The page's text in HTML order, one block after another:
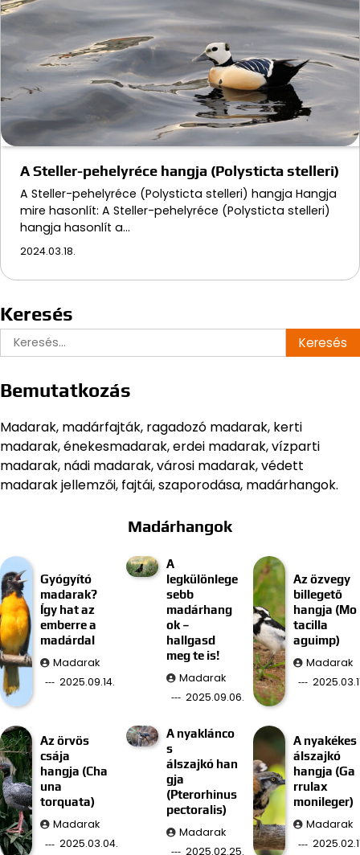
A Steller-pehelyréce hangja (Polysticta stelleri)
A Steller-pehelyréce (Polysticta stelleri) hangja Hangja
mire hasonlít: A Steller-pehelyréce (Polysticta stelleri)
hangja hasonlít a…
2024.03.18.
Keresés
Keresés:
Bemutatkozás
Madarak, madárfajták, ragadozó madarak, kerti
madarak, énekesmadarak, erdei madarak, vízparti
madarak, nádi madarak, városi madarak, védett
madarak jellemzői, fajtái, szaporodása, madárhangok.
Madárhangok
Gyógyító
madarak?
Így hat az
emberre a
madárdal
Madarak
2025.09.14.
A
legkülönlege
sebb
madárhang
ok –
hallgasd
meg te is!
Madarak
2025.09.06.
Az özvegy
billegető
hangja (Mo
tacilla
aguimp)
Madarak
Az örvös
csája
hangja (Cha
una
torquata)
Madarak
2025.03.04.
A nyaklánco
s
álszajkó han
gja
(Pterorhinus
pectoralis)
Madarak
2025.02.25.
A nyakékes
álszajkó
hangja (Ga
rrulax
monileger)
Madarak